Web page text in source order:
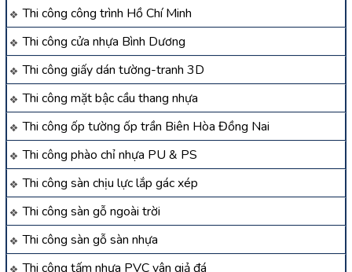
Thi công công trình Hồ Chí Minh
Thi công cửa nhựa Bình Dương
Thi công giấy dán tường-tranh 3D
Thi công mặt bậc cầu thang nhựa
Thi công ốp tường ốp trần Biên Hòa Đồng Nai
Thi công phào chỉ nhựa PU & PS
Thi công sàn chịu lực lắp gác xép
Thi công sàn gỗ ngoài trời
Thi công sàn gỗ sàn nhựa
Thi công tấm nhựa PVC vân giả đá